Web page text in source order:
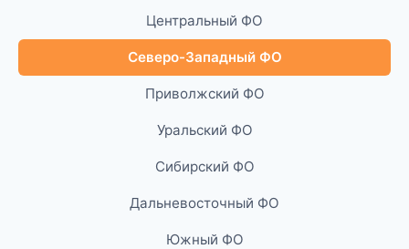
Центральный ФО
Северо-Западный ФО
Приволжский ФО
Уральский ФО
Сибирский ФО
Дальневосточный ФО
Южный ФО